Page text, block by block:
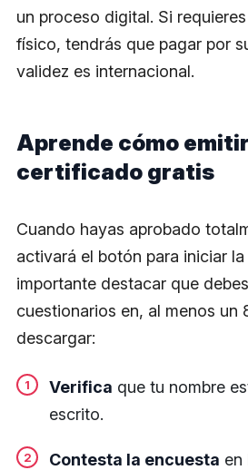
un proceso digital. Si
físico, tendrás que pagar por
validez es internacional.
Aprende cómo
certificado gratis
Cuando hayas aprobado
activará el botón para iniciar
importante destacar que
cuestionarios en, al menos un
descargar:
Verifica que tu nombre
escrito.
Contesta la encuesta en